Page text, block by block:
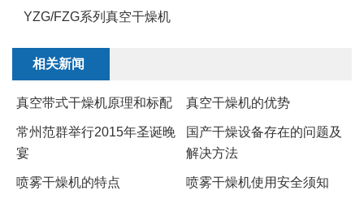
YZG/FZG系列真空干燥机
相关新闻
真空带式干燥机原理和标配 真空干燥机的优势
常州范群举行2015年圣诞晚
宴
国产干燥设备存在的问题及
解决方法
喷雾干燥机的特点 喷雾干燥机使用安全须知